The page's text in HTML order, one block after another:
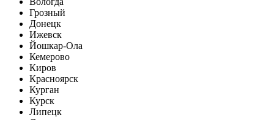
Грозный
Донецк
Ижевск
Йошкар-Ола
Кемерово
Киров
Красноярск
Курган
Курск
Липецк